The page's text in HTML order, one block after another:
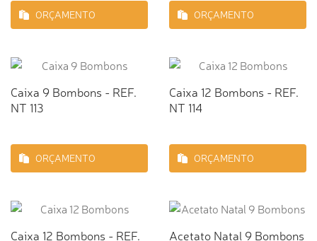
ORÇAMENTO ORÇAMENTO
Caixa 9 Bombons - REF.
NT 113
ORÇAMENTO
Caixa 12 Bombons - REF.
NT 114
ORÇAMENTO
Caixa 12 Bombons - REF. Acetato Natal 9 Bombons